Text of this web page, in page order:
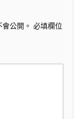
公開。 必填欄位